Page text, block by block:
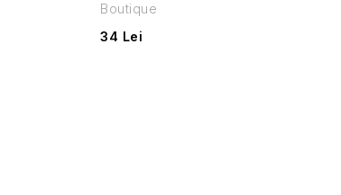
34 Lei
Boutique